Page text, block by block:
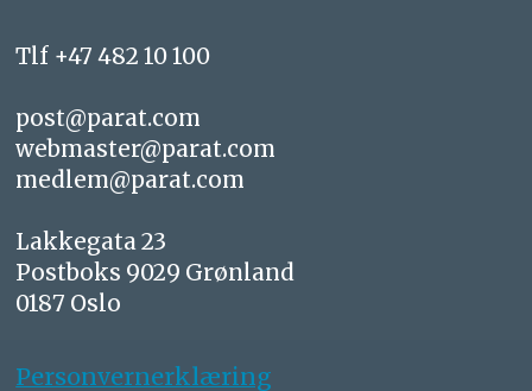
Tlf +47 482 10 100
post@parat.com
webmaster@parat.com
medlem@parat.com
Lakkegata 23
Postboks 9029 Grønland
0187 Oslo
Personvernerklæring